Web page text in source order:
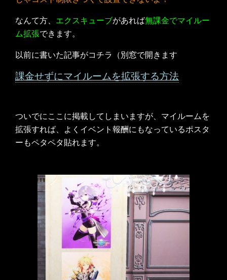
なんて方、 エクスキューブがあれば無課金でマイルー
ム拡張できます。
以前に書いた記事がコチラ（別窓で開きます
課金せずにマイルームを拡張する方法
ついでにここに掲載してしまいますが、マイルームを
拡張すれば、よくイベント報酬にもなっているポスタ
ーもペタペタ貼れます。